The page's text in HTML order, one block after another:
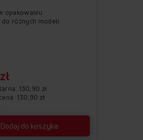
Dodaj do koszyka
opakowaniu
do różnych modeli
130,90 zł
130,90 zł